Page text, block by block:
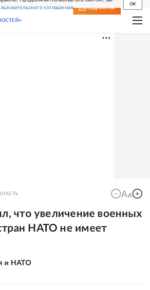
соглашения
OK
ПОДПИСКА
что увеличение военных
НАТО не имеет
и НАТО